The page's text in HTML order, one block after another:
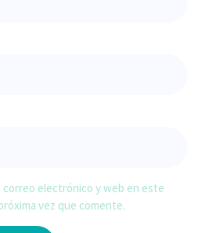
correo electrónico y web en este
vez que comente.